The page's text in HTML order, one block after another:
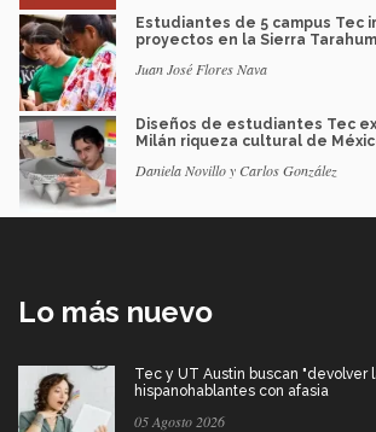
Estudiantes de 5 campus Tec
proyectos en la Sierra
Juan José Flores Nava
Diseños de estudiantes Tec
Milán riqueza cultural de
Daniela Novillo y Carlos González
Lo más nuevo
Tec y UT Austin buscan "devolver
hispanohablantes con afasia
05 Agosto 2026